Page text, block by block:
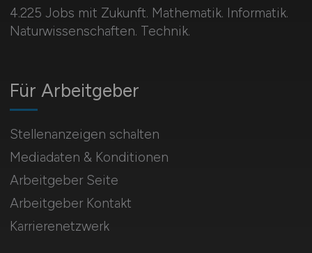
4.225 Jobs mit Zukunft. Mathematik. Informatik.
Naturwissenschaften. Technik.
Für Arbeitgeber
Stellenanzeigen schalten
Mediadaten & Konditionen
Arbeitgeber Seite
Arbeitgeber Kontakt
Karrierenetzwerk